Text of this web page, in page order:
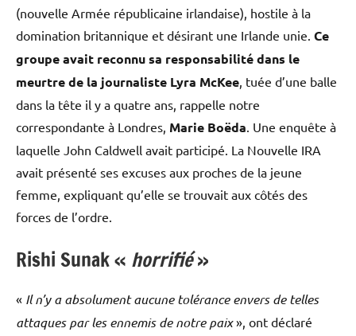
(nouvelle Armée républicaine irlandaise), hostile à la
domination britannique et désirant une Irlande unie. Ce
groupe avait reconnu sa responsabilité dans le
meurtre de la journaliste Lyra McKee, tuée d’une balle
dans la tête il y a quatre ans, rappelle notre
correspondante à Londres, Marie Boëda. Une enquête à
laquelle John Caldwell avait participé. La Nouvelle IRA
avait présenté ses excuses aux proches de la jeune
femme, expliquant qu’elle se trouvait aux côtés des
forces de l’ordre.
Rishi Sunak « horrifié»
« Il n’y a absolument aucune tolérance envers de telles
attaques par les ennemis de notre paix», ont déclaré